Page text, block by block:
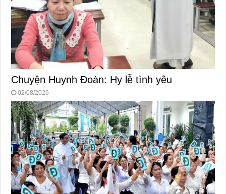
Chuyện Huynh Đoàn: Hy lễ tình yêu
02/08/2026